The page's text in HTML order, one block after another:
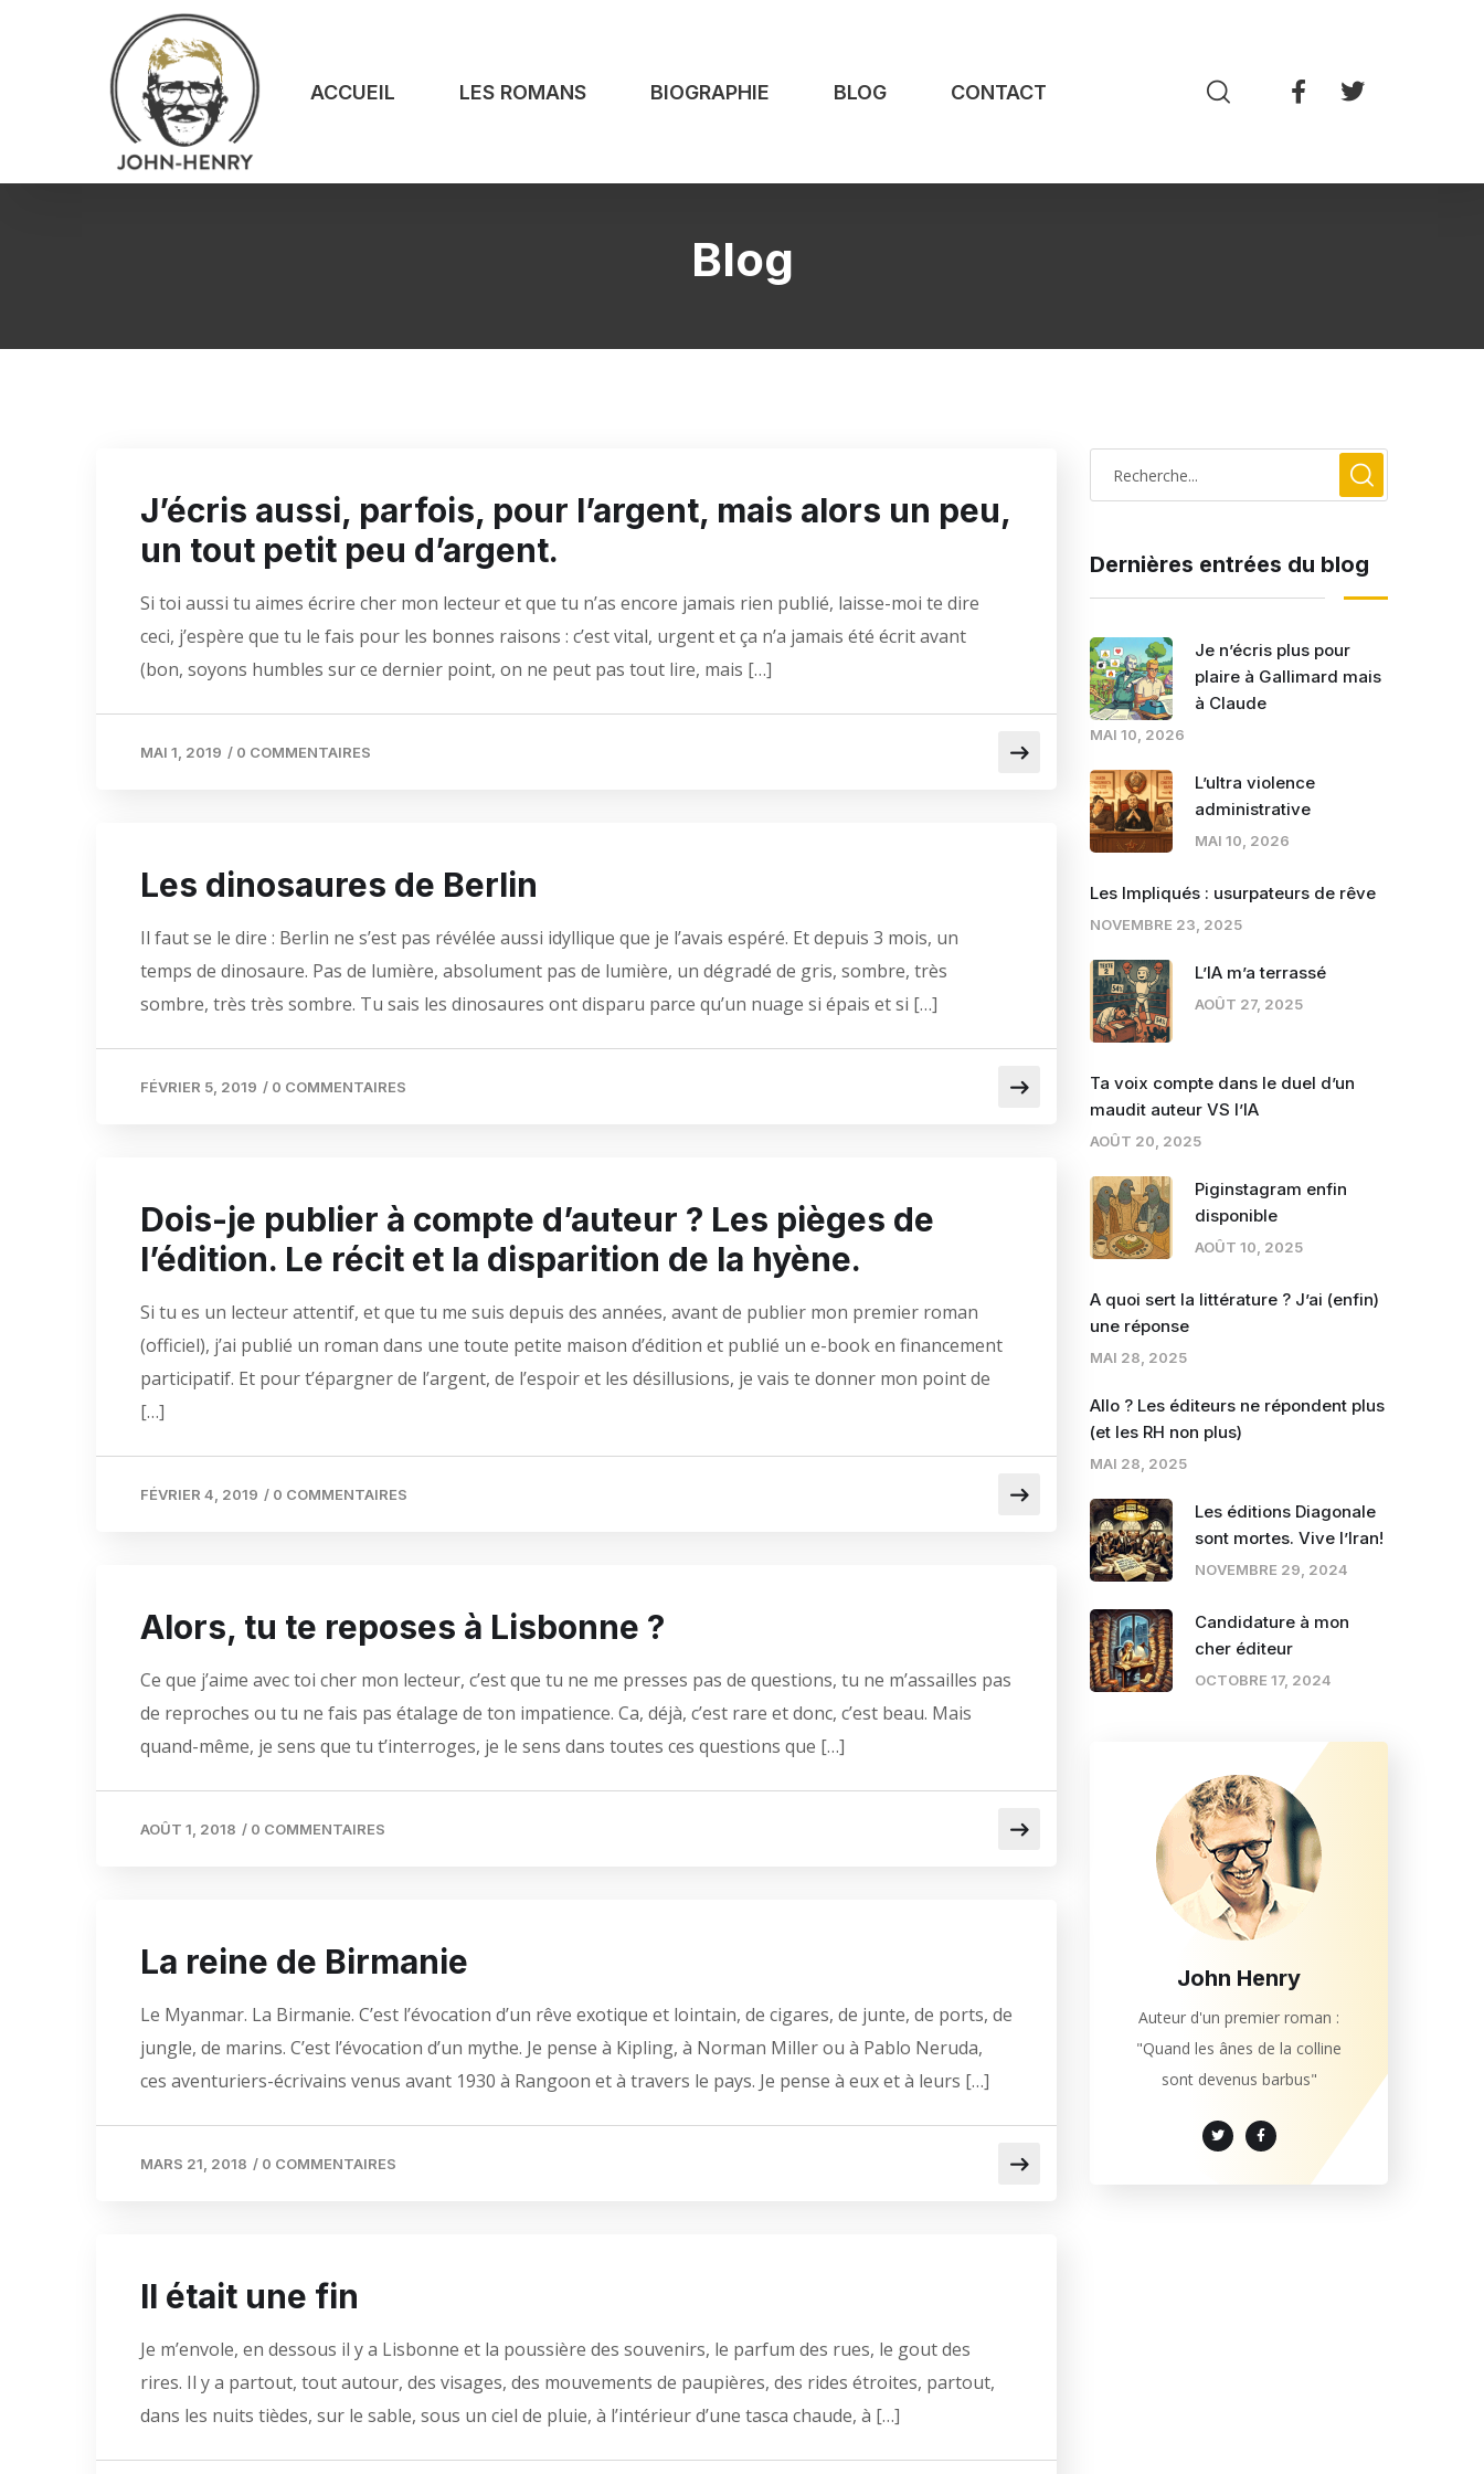
ACCUEIL LES ROMANS BIOGRAPHIE BLOG CONTACT
Blog
J’écris aussi, parfois, pour l’argent, mais alors un peu,
un tout petit peu d’argent.
Si toi aussi tu aimes écrire cher mon lecteur et que tu n’as encore jamais rien publié, laisse-moi te dire
ceci, j’espère que tu le fais pour les bonnes raisons : c’est vital, urgent et ça n’a jamais été écrit avant
(bon, soyons humbles sur ce dernier point, on ne peut pas tout lire, mais […]
MAI 1, 2019 / 0 COMMENTAIRES
Les dinosaures de Berlin
Il faut se le dire : Berlin ne s’est pas révélée aussi idyllique que je l’avais espéré. Et depuis 3 mois, un
temps de dinosaure. Pas de lumière, absolument pas de lumière, un dégradé de gris, sombre, très
sombre, très très sombre. Tu sais les dinosaures ont disparu parce qu’un nuage si épais et si […]
FÉVRIER 5, 2019 / 0 COMMENTAIRES
Dois-je publier à compte d’auteur ? Les pièges de
l’édition. Le récit et la disparition de la hyène.
Si tu es un lecteur attentif, et que tu me suis depuis des années, avant de publier mon premier roman
(officiel), j’ai publié un roman dans une toute petite maison d’édition et publié un e-book en financement
participatif. Et pour t’épargner de l’argent, de l’espoir et les désillusions, je vais te donner mon point de
[…]
FÉVRIER 4, 2019 / 0 COMMENTAIRES
Alors, tu te reposes à Lisbonne ?
Ce que j’aime avec toi cher mon lecteur, c’est que tu ne me presses pas de questions, tu ne m’assailles pas
de reproches ou tu ne fais pas étalage de ton impatience. Ca, déjà, c’est rare et donc, c’est beau. Mais
quand-même, je sens que tu t’interroges, je le sens dans toutes ces questions que […]
AOÛT 1, 2018 / 0 COMMENTAIRES
La reine de Birmanie
Le Myanmar. La Birmanie. C’est l’évocation d’un rêve exotique et lointain, de cigares, de junte, de ports, de
jungle, de marins. C’est l’évocation d’un mythe. Je pense à Kipling, à Norman Miller ou à Pablo Neruda,
ces aventuriers-écrivains venus avant 1930 à Rangoon et à travers le pays. Je pense à eux et à leurs […]
MARS 21, 2018 / 0 COMMENTAIRES
Il était une fin
Je m’envole, en dessous il y a Lisbonne et la poussière des souvenirs, le parfum des rues, le gout des
rires. Il y a partout, tout autour, des visages, des mouvements de paupières, des rides étroites, partout,
dans les nuits tièdes, sur le sable, sous un ciel de pluie, à l’intérieur d’une tasca chaude, à […]
Dernières entrées du blog
Je n’écris plus pour
plaire à Gallimard mais
à Claude
MAI 10, 2026
L’ultra violence
administrative
MAI 10, 2026
Les Impliqués : usurpateurs de rêve
NOVEMBRE 23, 2025
L’IA m’a terrassé
AOÛT 27, 2025
Ta voix compte dans le duel d’un
maudit auteur VS l’IA
AOÛT 20, 2025
Piginstagram enfin
disponible
AOÛT 10, 2025
A quoi sert la littérature ? J’ai (enfin)
une réponse
MAI 28, 2025
Allo ? Les éditeurs ne répondent plus
(et les RH non plus)
MAI 28, 2025
Les éditions Diagonale
sont mortes. Vive l’Iran!
NOVEMBRE 29, 2024
Candidature à mon
cher éditeur
OCTOBRE 17, 2024
John Henry
Auteur d'un premier roman :
"Quand les ânes de la colline
sont devenus barbus"